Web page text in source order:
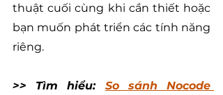
thuật cuối cùng khi cần thiết hoặc
bạn muốn phát triển các tính năng
riêng.
>> Tìm hiểu: So sánh Nocode